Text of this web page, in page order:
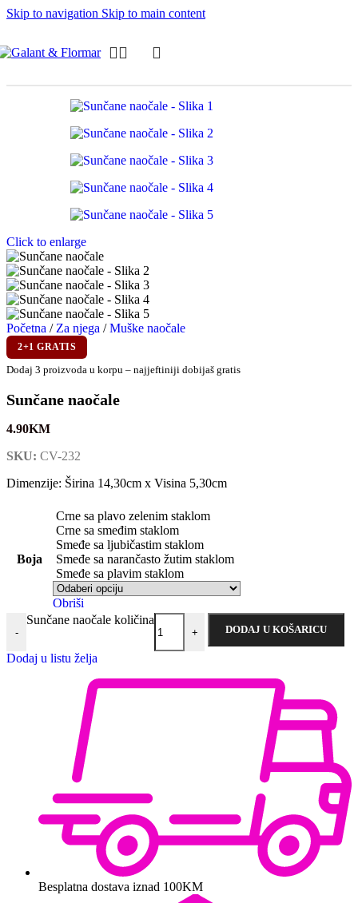
Skip to navigation Skip to main content
Click to enlarge
Početna / Za njega / Muške naočale
2+1 GRATIS
Dodaj 3 proizvoda u korpu – najjeftiniji dobijaš gratis
Sunčane naočale
4.90KM
SKU: CV-232
Dimenzije: Širina 14,30cm x Visina 5,30cm
Boja
Crne sa plavo zelenim staklom
Crne sa smeđim staklom
Smeđe sa ljubičastim staklom
Smeđe sa narančasto žutim staklom
Smeđe sa plavim staklom
Obriši
-
Sunčane naočale količina
+ DODAJ U KOŠARICU
Dodaj u listu želja
Besplatna dostava iznad 100KM